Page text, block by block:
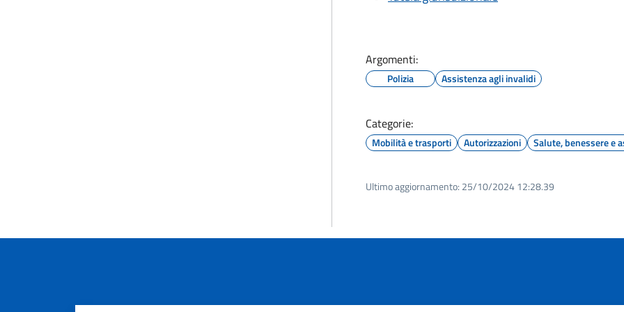
Argomenti:
Polizia Assistenza agli invalidi
Categorie:
Mobilità e trasporti Autorizzazioni Salute, benessere e
Ultimo aggiornamento: 25/10/2024 12:28.39